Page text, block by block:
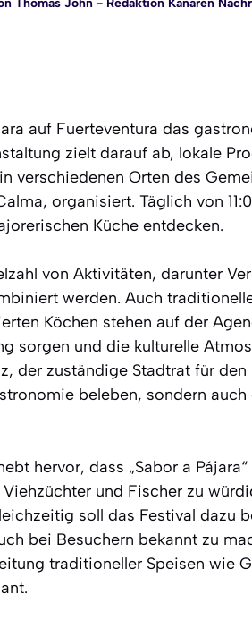
Thomas John- Redaktion Kanaren
auf Fuerteventura das
zielt darauf ab, lokale
verschiedenen Orten des
organisiert. Täglich von
Küche entdecken.
von Aktivitäten, darunter
werden. Auch
Köchen stehen auf der
sorgen und die kulturelle
der zuständige Stadtrat für
beleben, sondern auch
hervor, dass „Sabor a
und Fischer zu
soll das Festival dazu
bei Besuchern bekannt zu
traditioneller Speisen wie